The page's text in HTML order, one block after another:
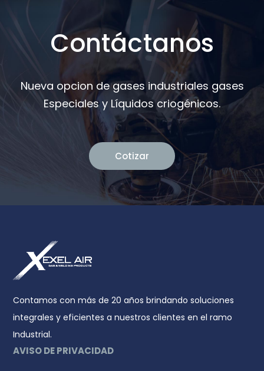
Contáctanos
Nueva opcion de gases industriales gases
Especiales y Líquidos criogénicos.
Cotizar
Contamos con más de 20 años brindando soluciones
integrales y eficientes a nuestros clientes en el ramo
Industrial.
AVISO DE PRIVACIDAD